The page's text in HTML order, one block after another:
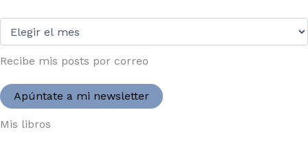
2004:
Recibe mis posts por correo
Apúntate a mi newsletter
Mis libros